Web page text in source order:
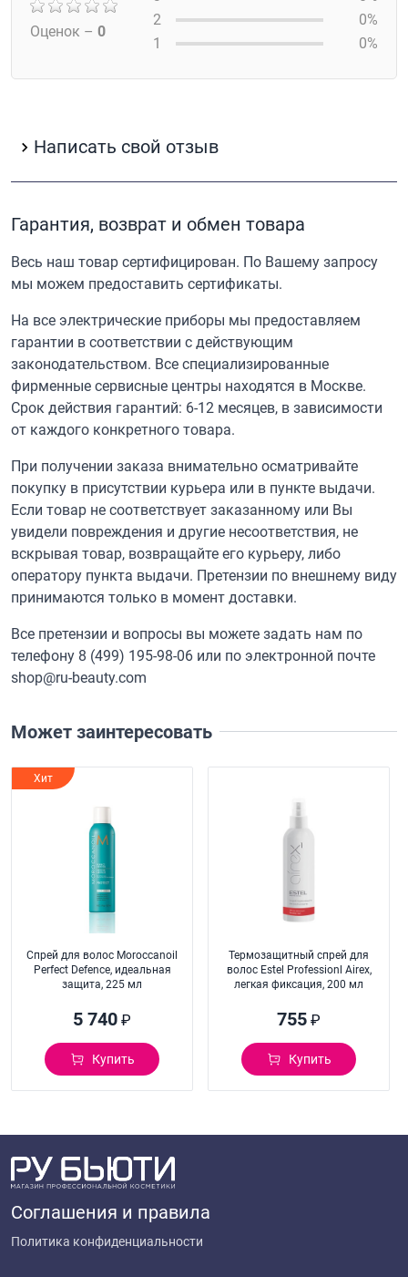
Оценок – 0
2
0%
1
0%
Написать свой отзыв
Гарантия, возврат и обмен товара
Весь наш товар сертифицирован. По Вашему запросу
мы можем предоставить сертификаты.
На все электрические приборы мы предоставляем
гарантии в соответствии с действующим
законодательством. Все специализированные
фирменные сервисные центры находятся в Москве.
Срок действия гарантий: 6-12 месяцев, в зависимости
от каждого конкретного товара.
При получении заказа внимательно осматривайте
покупку в присутствии курьера или в пункте выдачи.
Если товар не соответствует заказанному или Вы
увидели повреждения и другие несоответствия, не
вскрывая товар, возвращайте его курьеру, либо
оператору пункта выдачи. Претензии по внешнему виду
принимаются только в момент доставки.
Все претензии и вопросы вы можете задать нам по
телефону 8 (499) 195-98-06 или по электронной почте
shop@ru-beauty.com
Может заинтересовать
Хит
Спрей для волос Moroccanoil
Perfect Defence, идеальная
защита, 225 мл
5 740 ₽
Купить
Термозащитный спрей для
волос Estel Professionl Airex,
легкая фиксация, 200 мл
755 ₽
Купить
Соглашения и правила
Политика конфиденциальности